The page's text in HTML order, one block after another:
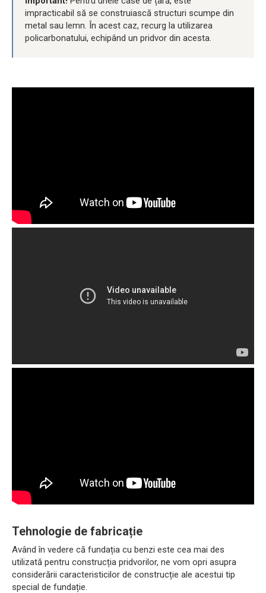
impracticabil să se construiască structuri scumpe din
metal sau lemn. În acest caz, recurg la utilizarea
policarbonatului, echipând un pridvor din acesta.
Tehnologie de fabricație
Având în vedere că fundația cu benzi este cea mai des
utilizată pentru construcția pridvorilor, ne vom opri asupra
considerării caracteristicilor de construcție ale acestui tip
special de fundație.